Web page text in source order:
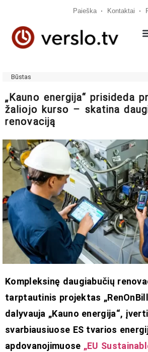
Paieška Kontaktai
Būstas
„Kauno energija“ prisideda
žaliojo kurso – skatina
renovaciją
Kompleksinę daugiabučių
tarptautinis projektas
dalyvauja „Kauno energija“,
svarbiausiuose ES tvarios
apdovanojimuose „EU